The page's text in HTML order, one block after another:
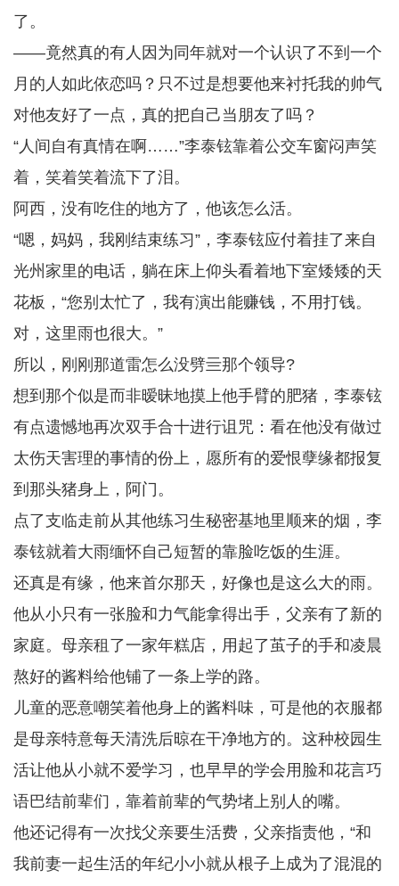
了。
——竟然真的有人因为同年就对一个认识了不到一个
月的人如此依恋吗？只不过是想要他来衬托我的帅气
对他友好了一点，真的把自己当朋友了吗？
“人间自有真情在啊……”李泰铉靠着公交车窗闷声笑
着，笑着笑着流下了泪。
阿西，没有吃住的地方了，他该怎么活。
“嗯，妈妈，我刚结束练习”，李泰铉应付着挂了来自
光州家里的电话，躺在床上仰头看着地下室矮矮的天
花板，“您别太忙了，我有演出能赚钱，不用打钱。
对，这里雨也很大。”
所以，刚刚那道雷怎么没劈亖那个领导?
想到那个似是而非暧昧地摸上他手臂的肥猪，李泰铉
有点遗憾地再次双手合十进行诅咒：看在他没有做过
太伤天害理的事情的份上，愿所有的爱恨孽缘都报复
到那头猪身上，阿门。
点了支临走前从其他练习生秘密基地里顺来的烟，李
泰铉就着大雨缅怀自己短暂的靠脸吃饭的生涯。
还真是有缘，他来首尔那天，好像也是这么大的雨。
他从小只有一张脸和力气能拿得出手，父亲有了新的
家庭。母亲租了一家年糕店，用起了茧子的手和凌晨
熬好的酱料给他铺了一条上学的路。
儿童的恶意嘲笑着他身上的酱料味，可是他的衣服都
是母亲特意每天清洗后晾在干净地方的。这种校园生
活让他从小就不爱学习，也早早的学会用脸和花言巧
语巴结前辈们，靠着前辈的气势堵上别人的嘴。
他还记得有一次找父亲要生活费，父亲指责他，“和
我前妻一起生活的年纪小小就从根子上成为了混混的